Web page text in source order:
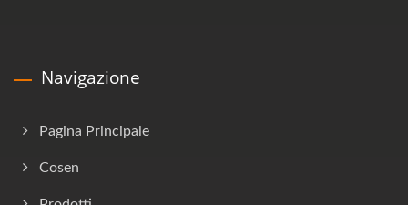
Navigazione
Pagina Principale
Cosen